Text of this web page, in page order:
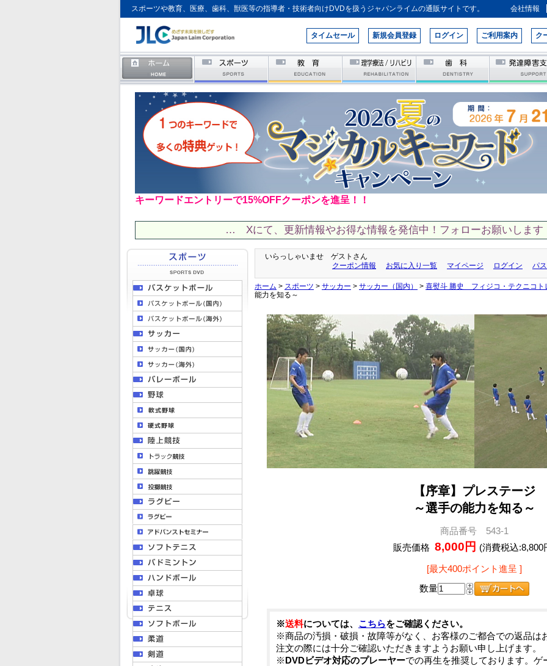
スポーツや教育、医療、歯科、獣医等の指導者・技術者向けDVDを扱うジャパンライムの通販サイトです。 会社情報
タイムセール 新規会員登録 ログイン ご利用案内 ク
キーワードエントリーで15%OFFクーポンを進呈！！
… Xにて、更新情報やお得な情報を発信中！フォローお願いしま
いらっしゃいませ ゲストさん
クーポン情報
お気に入り一覧 マイページ ログイン パ
ホーム > スポーツ > サッカー > サッカー（国内） > 喜熨斗 勝史 フィジコ・テクニコト
能力を知る～
【序章】プレステージ
～選手の能力を知る～
商品番号 543-1
販売価格 8,000円 (消費税込:8,800
[最大400ポイント進呈 ]
数量
※送料については、 こちらをご確認ください。
※商品の汚損・破損・故障等がなく、お客様のご都合での返品は
注文の際には十分ご確認いただきますようお願い申し上げます。
※ DVDビデオ対応のプレーヤーでの再生を推奨しております。